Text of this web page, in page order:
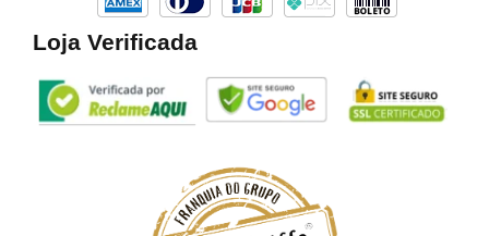
Loja Verificada